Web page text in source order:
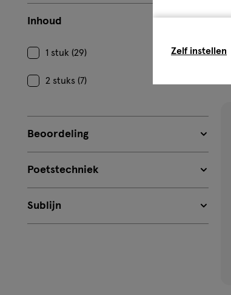
Inhoud
1 stuk (29)
2 stuks (7)
Beoordeling
Poetstechniek
Sublijn
Zelf instellen